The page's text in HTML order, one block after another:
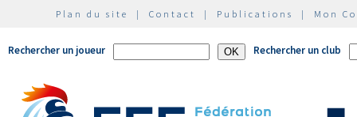
Plan du site | Contact | Publications | Mon
Rechercher un joueur Rechercher un club